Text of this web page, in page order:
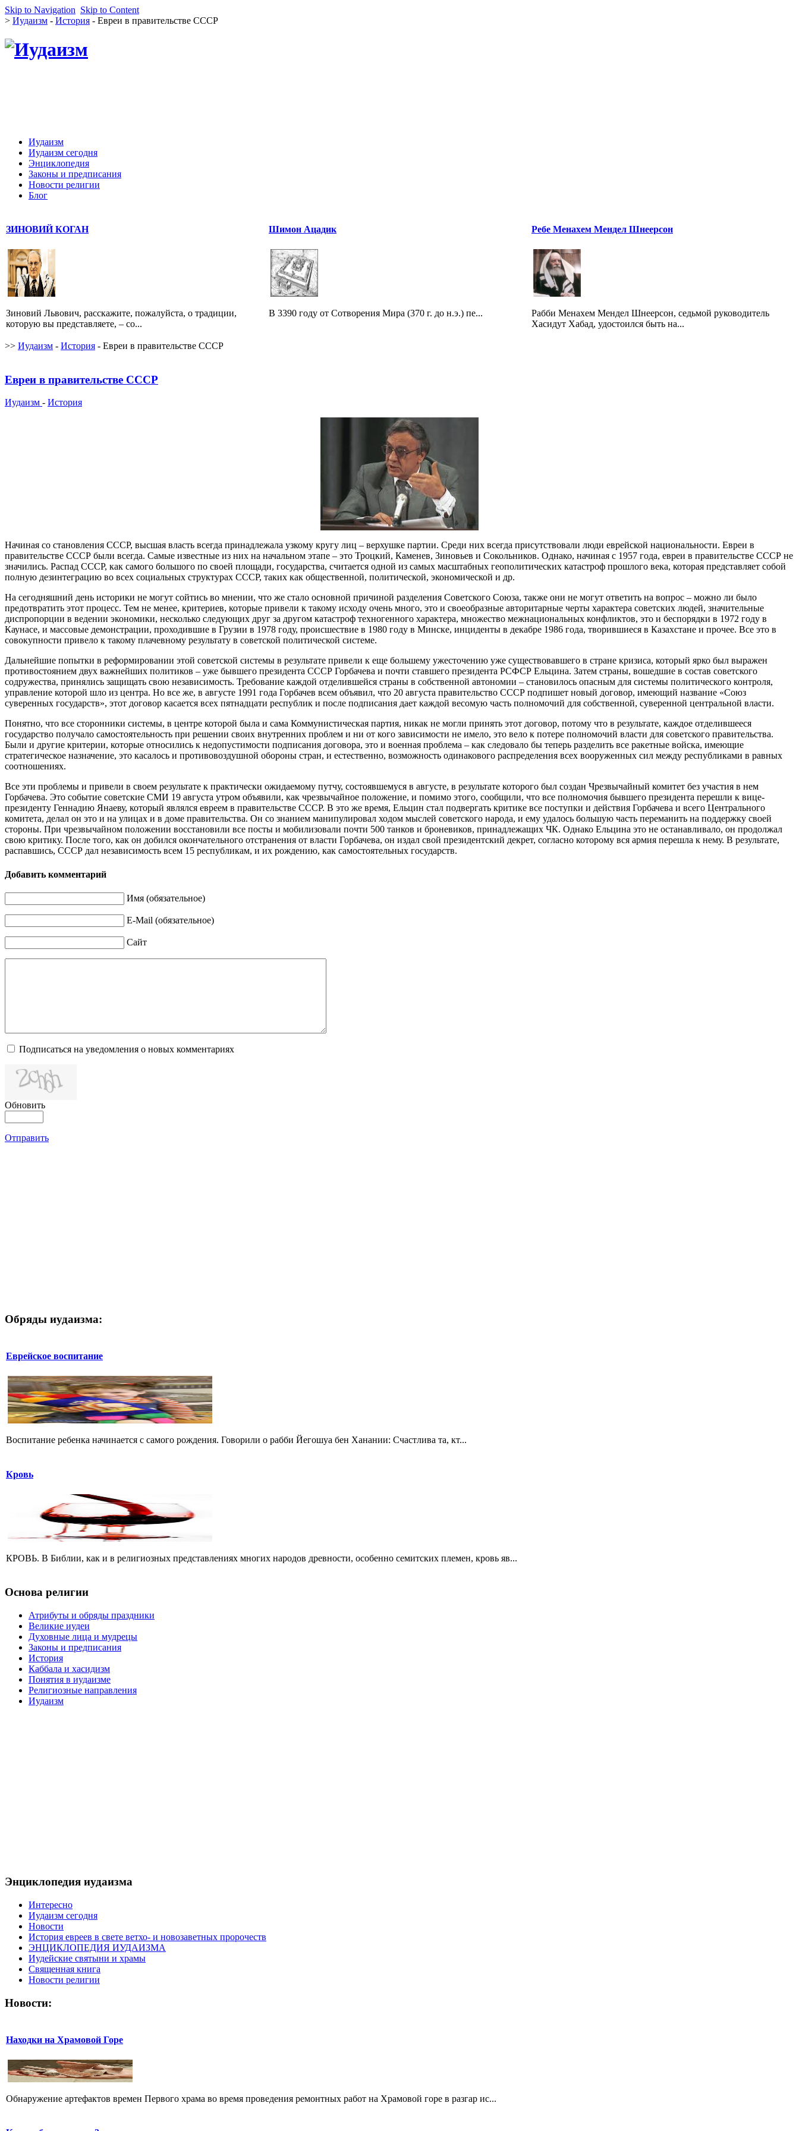
Skip to Navigation Skip to Content
> Иудаизм - История - Евреи в правительстве СССР
Иудаизм
Иудаизм сегодня
Энциклопедия
Законы и предписания
Новости религии
Блог
ЗИНОВИЙ КОГАН
Зиновий Львович, расскажите, пожалуйста, о традиции,
которую вы представляете, – со...
Шимон Ацадик
В 3390 году от Сотворения Мира (370 г. до н.э.) пе...
Ребе Менахем Мендел Шнеерсон
Рабби Менахем Мендел Шнеерсон, седьмой руководитель
Хасидут Хабад, удостоился быть на...
>> Иудаизм - История - Евреи в правительстве СССР
Евреи в правительстве СССР
Иудаизм - История
Начиная со становления СССР, высшая власть всегда принадлежала узкому кругу лиц – верхушке партии. Среди них всегда присутствовали люди еврейской национальности. Евреи в
правительстве СССР были всегда. Самые известные из них на начальном этапе – это Троцкий, Каменев, Зиновьев и Сокольников. Однако, начиная с 1957 года, евреи в правительстве СССР не
значились. Распад СССР, как самого большого по своей площади, государства, считается одной из самых масштабных геополитических катастроф прошлого века, которая представляет собой
полную дезинтеграцию во всех социальных структурах СССР, таких как общественной, политической, экономической и др.
На сегодняшний день историки не могут сойтись во мнении, что же стало основной причиной разделения Советского Союза, также они не могут ответить на вопрос – можно ли было
предотвратить этот процесс. Тем не менее, критериев, которые привели к такому исходу очень много, это и своеобразные авторитарные черты характера советских людей, значительные
диспропорции в ведении экономики, несколько следующих друг за другом катастроф техногенного характера, множество межнациональных конфликтов, это и беспорядки в 1972 году в
Каунасе, и массовые демонстрации, проходившие в Грузии в 1978 году, происшествие в 1980 году в Минске, инциденты в декабре 1986 года, творившиеся в Казахстане и прочее. Все это в
совокупности привело к такому плачевному результату в советской политической системе.
Дальнейшие попытки в реформировании этой советской системы в результате привели к еще большему ужесточению уже существовавшего в стране кризиса, который ярко был выражен
противостоянием двух важнейших политиков – уже бывшего президента СССР Горбачева и почти ставшего президента РСФСР Ельцина. Затем страны, вошедшие в состав советского
содружества, принялись защищать свою независимость. Требование каждой отделившейся страны в собственной автономии – становилось опасным для системы политического контроля,
управление которой шло из центра. Но все же, в августе 1991 года Горбачев всем объявил, что 20 августа правительство СССР подпишет новый договор, имеющий название «Союз
суверенных государств», этот договор касается всех пятнадцати республик и после подписания дает каждой весомую часть полномочий для собственной, суверенной центральной власти.
Понятно, что все сторонники системы, в центре которой была и сама Коммунистическая партия, никак не могли принять этот договор, потому что в результате, каждое отделившееся
государство получало самостоятельность при решении своих внутренних проблем и ни от кого зависимости не имело, это вело к потере полномочий власти для советского правительства.
Были и другие критерии, которые относились к недопустимости подписания договора, это и военная проблема – как следовало бы теперь разделить все ракетные войска, имеющие
стратегическое назначение, это касалось и противовоздушной обороны стран, и естественно, возможность одинакового распределения всех вооруженных сил между республиками в равных
соотношениях.
Все эти проблемы и привели в своем результате к практически ожидаемому путчу, состоявшемуся в августе, в результате которого был создан Чрезвычайный комитет без участия в нем
Горбачева. Это событие советские СМИ 19 августа утром объявили, как чрезвычайное положение, и помимо этого, сообщили, что все полномочия бывшего президента перешли к вице-
президенту Геннадию Янаеву, который являлся евреем в правительстве СССР. В это же время, Ельцин стал подвергать критике все поступки и действия Горбачева и всего Центрального
комитета, делал он это и на улицах и в доме правительства. Он со знанием манипулировал ходом мыслей советского народа, и ему удалось большую часть переманить на поддержку своей
стороны. При чрезвычайном положении восстановили все посты и мобилизовали почти 500 танков и броневиков, принадлежащих ЧК. Однако Ельцина это не останавливало, он продолжал
свою критику. После того, как он добился окончательного отстранения от власти Горбачева, он издал свой президентский декрет, согласно которому вся армия перешла к нему. В результате,
распавшись, СССР дал независимость всем 15 республикам, и их рождению, как самостоятельных государств.
Добавить комментарий
Имя (обязательное)
E-Mail (обязательное)
Сайт
Подписаться на уведомления о новых комментариях
Обновить
Отправить
Обряды иудаизма:
Еврейское воспитание
Воспитание ребенка начинается с самого рождения. Говорили о рабби Йегошуа бен Ханании: Счастлива та, кт...
Кровь
КРОВЬ. В Библии, как и в религиозных представлениях многих народов древности, особенно семитских племен, кровь яв...
Основа религии
Атрибуты и обряды праздники
Великие иудеи
Духовные лица и мудрецы
Законы и предписания
История
Каббала и хасидизм
Понятия в иудаизме
Религиозные направления
Иудаизм
Энциклопедия иудаизма
Интересно
Иудаизм сегодня
Новости
История евреев в свете ветхо- и новозаветных пророчеств
ЭНЦИКЛОПЕДИЯ ИУДАИЗМА
Иудейские святыни и храмы
Священная книга
Новости религии
Новости:
Находки на Храмовой Горе
Обнаружение артефактов времен Первого храма во время проведения ремонтных работ на Храмовой горе в разгар ис...